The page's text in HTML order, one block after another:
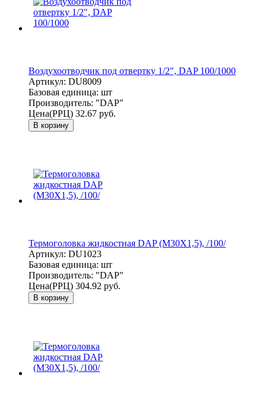
Воздухоотводчик под отвертку 1/2", DAP 100/1000
Артикул: DU8009
Базовая единица: шт
Производитель: "DAP"
Цена(РРЦ) 32.67 руб.
В корзину
Термоголовка жидкостная DAP (M30X1,5), /100/
Артикул: DU1023
Базовая единица: шт
Производитель: "DAP"
Цена(РРЦ) 304.92 руб.
В корзину